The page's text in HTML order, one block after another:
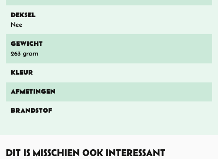
DEKSEL
Nee
GEWICHT
263 gram
KLEUR
AFMETINGEN
BRANDSTOF
DIT IS MISSCHIEN OOK INTERESSANT